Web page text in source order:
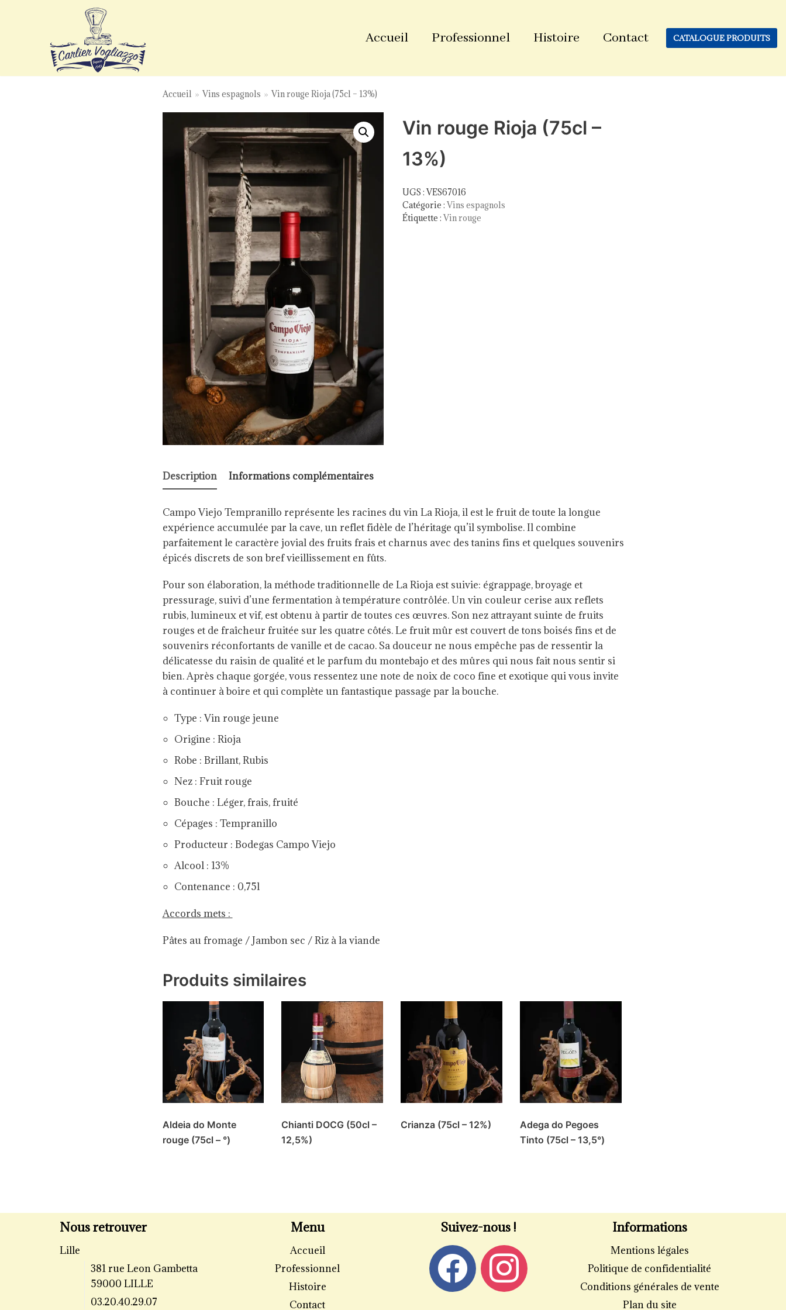
Accueil Professionnel Histoire Contact CATALOGUE PRODUITS
Accueil » Vins espagnols » Vin rouge Rioja (75cl – 13%)
Vin rouge Rioja (75cl –
13%)
UGS :VES67016
Catégorie : Vins espagnols
Étiquette : Vin rouge
Description Informations complémentaires
Campo Viejo Tempranillo représente les racines du vin La Rioja, il est le fruit de toute la longue
expérience accumulée par la cave, un reflet fidèle de l’héritage qu’il symbolise. Il combine
parfaitement le caractère jovial des fruits frais et charnus avec des tanins fins et quelques souvenirs
épicés discrets de son bref vieillissement en fûts.
Pour son élaboration, la méthode traditionnelle de La Rioja est suivie: égrappage, broyage et
pressurage, suivi d’une fermentation à température contrôlée. Un vin couleur cerise aux reflets
rubis, lumineux et vif, est obtenu à partir de toutes ces œuvres. Son nez attrayant suinte de fruits
rouges et de fraîcheur fruitée sur les quatre côtés. Le fruit mûr est couvert de tons boisés fins et de
souvenirs réconfortants de vanille et de cacao. Sa douceur ne nous empêche pas de ressentir la
délicatesse du raisin de qualité et le parfum du montebajo et des mûres qui nous fait nous sentir si
bien. Après chaque gorgée, vous ressentez une note de noix de coco fine et exotique qui vous invite
à continuer à boire et qui complète un fantastique passage par la bouche.
Type : Vin rouge jeune
Origine : Rioja
Robe : Brillant, Rubis
Nez : Fruit rouge
Bouche : Léger, frais, fruité
Cépages : Tempranillo
Producteur : Bodegas Campo Viejo
Alcool : 13%
Contenance : 0,75l
Accords mets :
Pâtes au fromage / Jambon sec / Riz à la viande
Produits similaires
Aldeia do Monte
rouge (75cl – °)
Chianti DOCG (50cl –
12,5%)
Crianza (75cl – 12%)
Adega do Pegoes
Tinto (75cl – 13,5°)
Nous retrouver
Lille
381 rue Leon Gambetta
59000 LILLE
03.20.40.29.07
Menu
Accueil
Professionnel
Histoire
Contact
Suivez-nous ! Informations
Mentions légales
Politique de confidentialité
Conditions générales de vente
Plan du site